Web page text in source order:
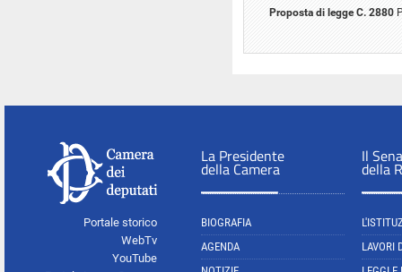
Proposta di legge C. 2880
Portale storico
WebTv
YouTube
La Presidente
della Camera
BIOGRAFIA
AGENDA
Il
della
LAVORI